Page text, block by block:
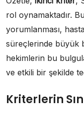
rol oynamaktadır.
yorumlanması,
süreçlerinde büyük
hekimlerin bu
ve etkili bir şekilde
Kriterlerin